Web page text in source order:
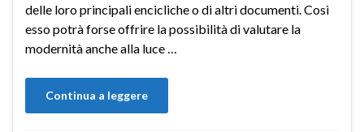
delle loro principali encicliche o di altri documenti. Così
esso potrà forse offrire la possibilità di valutare la
modernità anche alla luce …
Continua a leggere